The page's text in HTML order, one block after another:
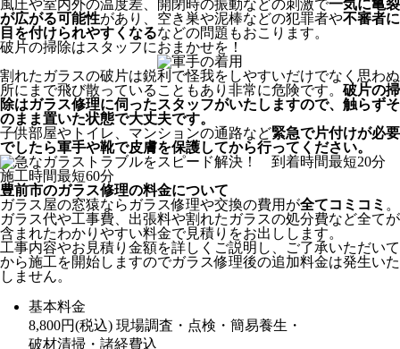
風圧や室内外の温度差、開閉時の振動などの刺激で一気に亀裂
が広がる可能性があり、空き巣や泥棒などの犯罪者や不審者に
目を付けられやすくなるなどの問題もおこります。
破片の掃除はスタッフにおまかせを！
割れたガラスの破片は鋭利で怪我をしやすいだけでなく思わぬ
所にまで飛び散っていることもあり非常に危険です。 破片の掃
除はガラス修理に伺ったスタッフがいたしますので、触らずそ
のまま置いた状態で大丈夫です。
子供部屋やトイレ、マンションの通路など緊急で片付けが必要
でしたら軍手や靴で皮膚を保護してから行ってください。
豊前市のガラス修理の料金について
ガラス屋の窓猿ならガラス修理や交換の費用が全てコミコミ 。
ガラス代や工事費、出張料や割れたガラスの処分費など全てが
含まれたわかりやすい料金で見積りをお出しします。
工事内容やお見積り金額を詳しくご説明し、ご了承いただいて
から施工を開始しますのでガラス修理後の追加料金は発生いた
しません。
基本料金
8,800円(税込) 現場調査・点検・簡易養生・
破材清掃・諸経費込